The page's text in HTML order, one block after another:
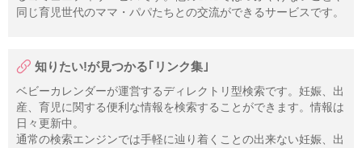
同じ育児世代のママ・パパたちとの交流ができるサービスです。
知りたい!が見つかる｢リンク集｣
ベビーカレンダーが運営するディレクトリ型検索です。妊娠、出
産、育児に関する便利な情報を検索することができます。情報は
日々更新中。
通常の検索エンジンでは手軽に辿り着くことの出来ない妊娠、出